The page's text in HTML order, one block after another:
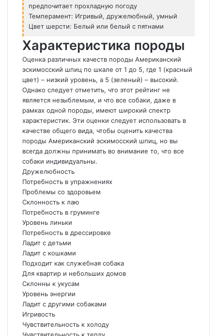
предпочитает прохладную погоду
Темперамент: Игривый, дружелюбный, умный
Цвет шерсти: Белый или белый с пятнами
Характеристика породы
Оценка различных качеств породы Американский
эскимосский шпиц по шкале от 1 до 5, где 1 (красный
цвет) – низкий уровень, а 5 (зеленый) – высокий.
Однако следует отметить, что этот рейтинг не
является незыблемым, и что все собаки, даже в
рамках одной породы, имеют широкий спектр
характеристик. Эти оценки следует использовать в
качестве общего вида, чтобы оценить качества
породы Американский эскимосский шпиц, но вы
всегда должны принимать во внимание то, что все
собаки индивидуальны.
Дружелюбность
Потребность в упражнениях
Проблемы со здоровьем
Склонность к лаю
Потребность в груминге
Уровень линьки
Потребность в дрессировке
Ладит с детьми
Ладит с кошками
Подходит как служебная собака
Для квартир и небольших домов
Склонны к укусам
Уровень энергии
Ладит с другими собаками
Игривость
Чувствительность к холоду
Чувствительность к теплу